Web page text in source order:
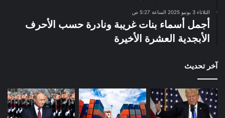
الثلاثاء 3 يونيو 2025 الساعة 5:27 ص
أجمل أسماء بنات غريبة ونادرة حسب الأحرف
الأبجدية العشرة الأخيرة
آخر تحديث